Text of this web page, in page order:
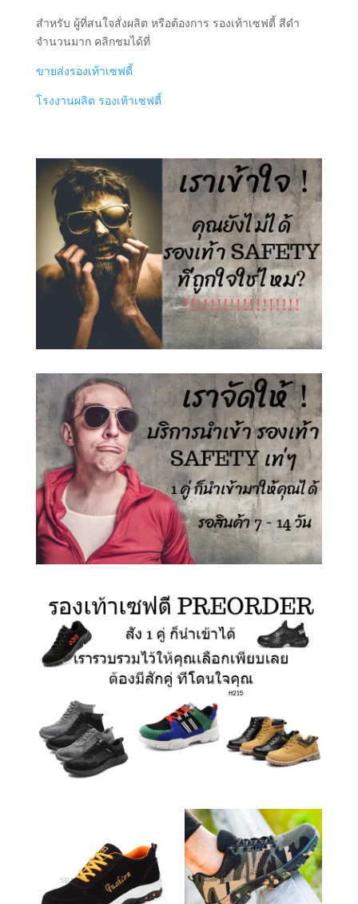
สำหรับ ผู้ที่สนใจสั่งผลิต หรือต้องการ รองเท้าเซฟตี้ สีดำ
จำนวนมาก คลิกชมได้ที่
ขายส่งรองเท้าเซฟตี้
โรงงานผลิต รองเท้าเซฟตี้